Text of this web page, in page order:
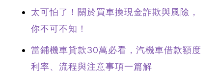
太可怕了！關於買車換現金詐欺與風險，
你不可不知！
當鋪機車貸款30萬必看，汽機車借款額度
利率、流程與注意事項一篇解